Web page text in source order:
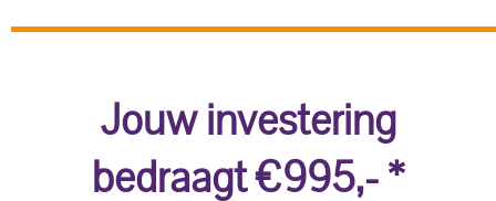
Jouw investering
bedraagt €995,- *